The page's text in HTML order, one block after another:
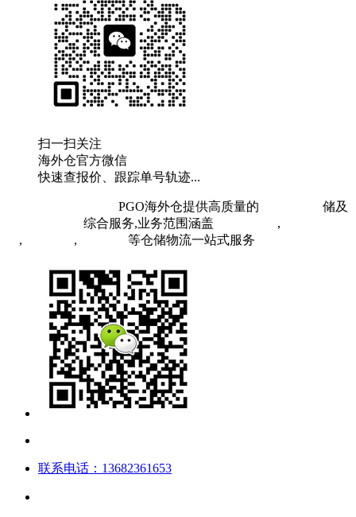
扫一扫关注
海外仓官方微信
快速查报价、跟踪单号轨迹...
PGO海外仓提供高质量的
储及
综合服务,业务范围涵盖 ,
, , 等仓储物流一站式服务
联系电话：13682361653